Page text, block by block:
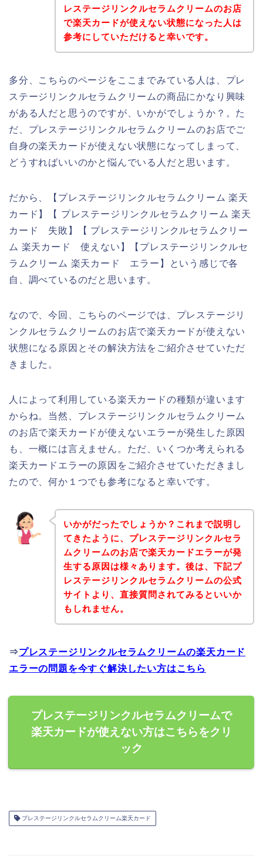
レステージリンクルセラムクリームのお店
で楽天カードが使えない状態になった人は
参考にしていただけると幸いです。
多分、こちらのページをここまでみている人は、プレ
ステージリンクルセラムクリームの商品にかなり興味
がある人だと思うのですが、いかがでしょうか？。た
だ、プレステージリンクルセラムクリームのお店でご
自身の楽天カードが使えない状態になってしまって、
どうすればいいのかと悩んでいる人だと思います。
だから、【プレステージリンクルセラムクリーム 楽天
カード】【 プレステージリンクルセラムクリーム 楽天
カード 失敗】【 プレステージリンクルセラムクリー
ム 楽天カード 使えない】【プレステージリンクルセ
ラムクリーム 楽天カード エラー】という感じで各
自、調べているのだと思います。
なので、今回、こちらのページでは、プレステージリ
ンクルセラムクリームのお店で楽天カードが使えない
状態になる原因とその解決方法をご紹介させていただ
きました。
人によって利用している楽天カードの種類が違います
からね。当然、プレステージリンクルセラムクリーム
のお店で楽天カードが使えないエラーが発生した原因
も、一概には言えません。ただ、いくつか考えられる
楽天カードエラーの原因をご紹介させていただきまし
たので、何か１つでも参考になると幸いです。
いかがだったでしょうか？これまで説明し
てきたように、プレステージリンクルセラ
ムクリームのお店で楽天カードエラーが発
生する原因は様々あります。後は、下記プ
レステージリンクルセラムクリームの公式
サイトより、直接質問されてみるといいか
もしれません。
⇒プレステージリンクルセラムクリームの楽天カード
エラーの問題を今すぐ解決したい方はこちら
プレステージリンクルセラムクリームで
楽天カードが使えない方はこちらをクリ
ック
プレステージリンクルセラムクリーム楽天カード